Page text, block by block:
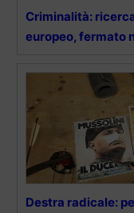
Criminalità:
europeo, fermato
Destra radicale: